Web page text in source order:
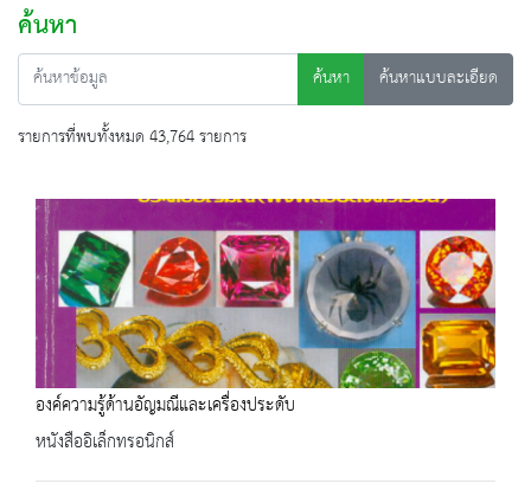
ค้นหา
ค้นหา
ค้นหาแบบละเอียด
รายการที่พบทั้งหมด 43,764 รายการ
องค์ความรู้ด้านอัญมณีและเครื่องประดับ
หนังสืออิเล็กทรอนิกส์